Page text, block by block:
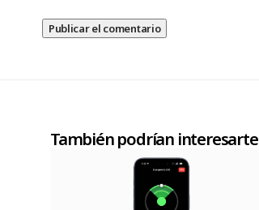
También podrían interesarte